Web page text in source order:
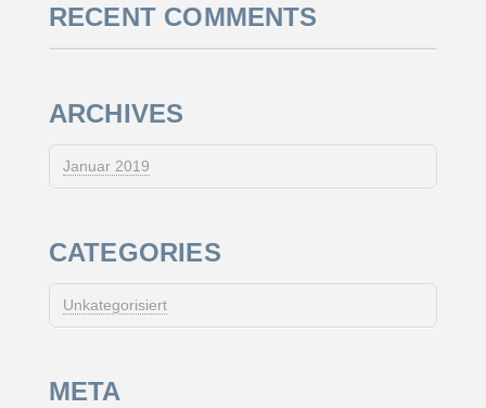
RECENT COMMENTS
ARCHIVES
Januar 2019
CATEGORIES
Unkategorisiert
META